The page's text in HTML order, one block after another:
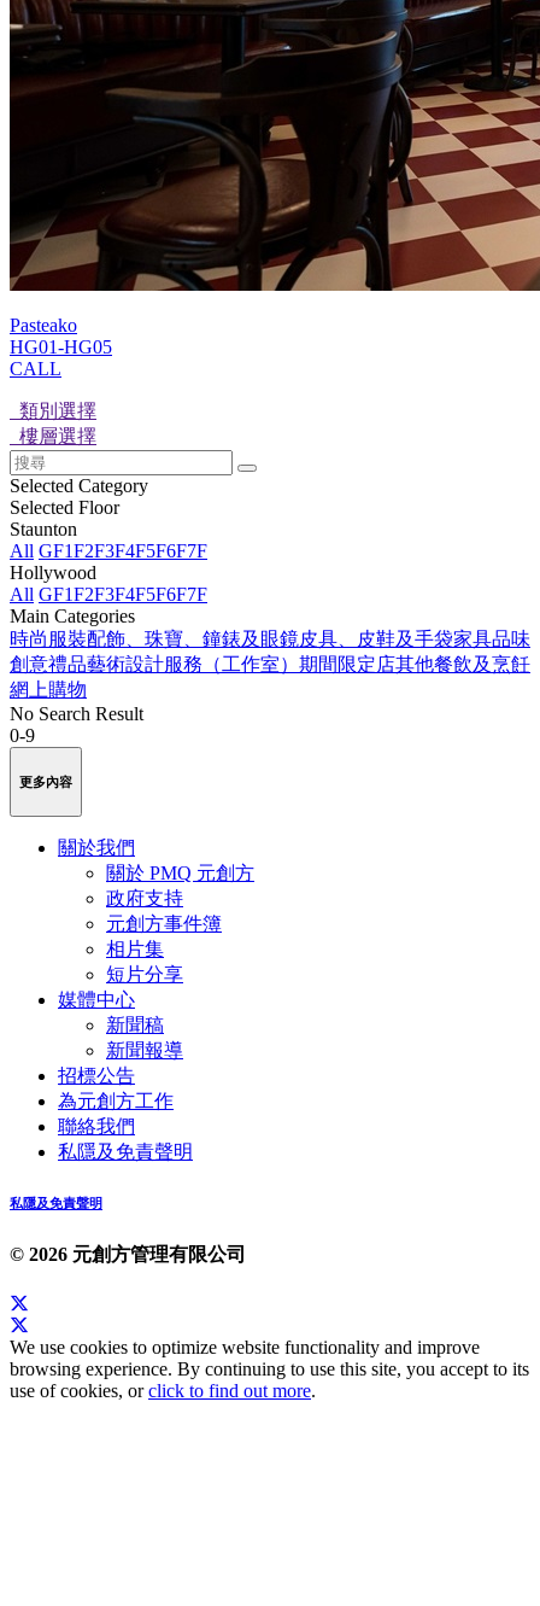
Pasteako
HG01-HG05
CALL
類別選擇
樓層選擇
Selected Category
Selected Floor
Staunton
All GF1F2F3F4F5F6F7F
Hollywood
All GF1F2F3F4F5F6F7F
Main Categories
時尚服裝配飾、珠寶、鐘錶及眼鏡皮具、皮鞋及手袋家具品味
創意禮品藝術設計服務（工作室） 期間限定店其他餐飲及烹飪
網上購物
No Search Result
0-9
更多內容
關於我們
關於 PMQ 元創方
政府支持
元創方事件簿
相片集
短片分享
媒體中心
新聞稿
新聞報導
招標公告
為元創方工作
聯絡我們
私隱及免責聲明
私隱及免責聲明
© 2026 元創方管理有限公司
We use cookies to optimize website functionality and improve
browsing experience. By continuing to use this site, you accept to its
use of cookies, orclick to find out more.